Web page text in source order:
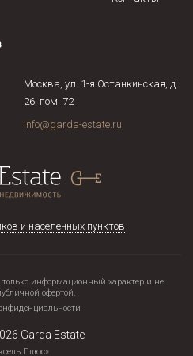
Москва, ул. 1-я Останкинская, д.
26, пом. 72
info@garda-estate.ru
и населенных пунктов
информационный характер и не
офертой.
Garda Estate
Плюс»